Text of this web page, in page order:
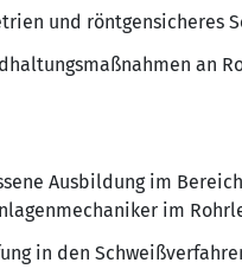
und röntgensicheres
an
Ausbildung im
im
in den